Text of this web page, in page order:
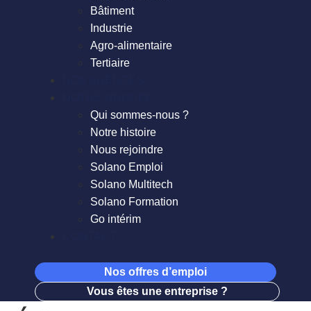
Bâtiment
Industrie
Agro-alimentaire
Tertiaire
Qui sommes-nous ?
Notre histoire
Nous rejoindre
Solano Emploi
Solano Multitech
Solano Formation
Go intérim
Nos offres d’emploi
Vous êtes une entreprise ?